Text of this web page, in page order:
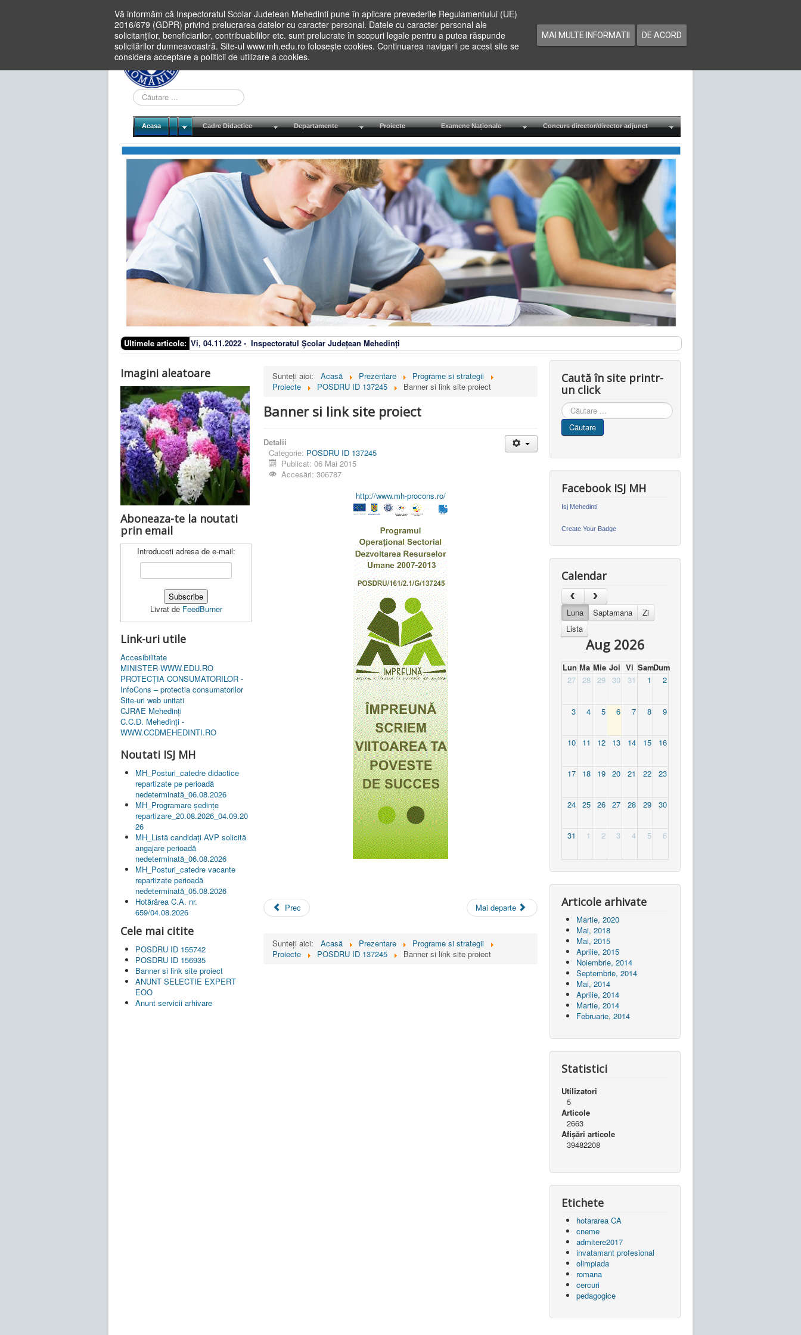
Vă informăm că Inspectoratul Scolar Judetean Mehedinti pune în aplicare prevederile Regulamentului (UE)
2016/679 (GDPR) privind prelucrarea datelor cu caracter personal. Datele cu caracter personal ale
solicitanților, beneficiarilor, contribuabililor etc. sunt prelucrate în scopuri legale pentru a putea răspunde
solicitărilor dumneavoastră. Site-ul www.mh.edu.ro folosește cookies. Continuarea navigarii pe acest site se
considera acceptare a politicii de utilizare a cookies.
MAI MULTE INFORMATII DE ACORD
Cauta
in
site
Acasa Cadre Didactice Departamente Proiecte Examene Naționale Concurs director/director adjunct
Ultimele articole: Vi, 04.11.2022 - Inspectoratul Școlar Județean Mehedinți
Imagini aleatoare
Aboneaza-te la noutati
prin email
Introduceti adresa de e-mail:
Livrat de FeedBurner
Link-uri utile
Accesibilitate
MINISTER-WWW.EDU.RO
PROTECȚIA CONSUMATORILOR -
InfoCons – protectia consumatorilor
Site-uri web unitati
CJRAE Mehedinți
C.C.D. Mehedinţi -
WWW.CCDMEHEDINTI.RO
Noutati ISJ MH
MH_Posturi_catedre didactice
repartizate pe perioadă
nedeterminată_06.08.2026
MH_Programare ședințe
repartizare_20.08.2026_04.09.20
26
MH_Listă candidați AVP solicită
angajare perioadă
nedeterminată_06.08.2026
MH_Posturi_catedre vacante
repartizate perioadă
nedeterminată_05.08.2026
Hotărârea C.A. nr.
659/04.08.2026
Cele mai citite
POSDRU ID 155742
POSDRU ID 156935
Banner si link site proiect
ANUNT SELECTIE EXPERT
EOO
Anunt servicii arhivare
Sunteți aici: Acasă Prezentare
Programe si strategii
Proiecte
POSDRU ID 137245 Banner si link site proiect
Banner si link site proiect
Detalii
Categorie: POSDRU ID 137245
Publicat: 06 Mai 2015
Accesări: 306787
http://www.mh-procons.ro/
Prec Mai departe
Sunteți aici: Acasă Prezentare
Programe si strategii
Proiecte
POSDRU ID 137245 Banner si link site proiect
Caută în site printr-
un click
Cauta
in
site
Căutare
Facebook ISJ MH
Isj Mehedinti
Create Your Badge
Calendar
Luna Saptamana
Zi
Lista
Aug 2026
Lun Ma Mie Joi Vi SamDum
27
28 29 30 31 1 2
3 4 5 6 7 8 9
10 11 12 13 14 15 16
17 18 19 20 21 22 23
24 25 26 27 28 29 30
31 1 2 3 4 5 6
Articole arhivate
Martie, 2020
Mai, 2018
Mai, 2015
Aprilie, 2015
Noiembrie, 2014
Septembrie, 2014
Mai, 2014
Aprilie, 2014
Martie, 2014
Februarie, 2014
Statistici
Utilizatori
5
Articole
2663
Afișări articole
39482208
Etichete
hotararea CA
cneme
admitere2017
invatamant profesional
olimpiada
romana
cercuri
pedagogice